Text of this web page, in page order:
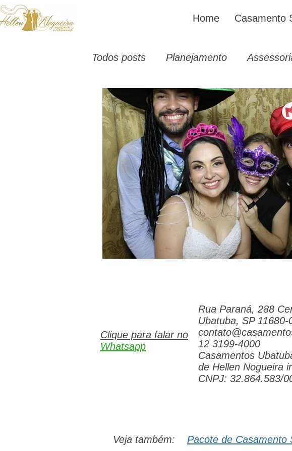
Home Casamento
Todos posts Planejamento
Clique para falar no
Whatsapp
Rua Paraná, 288
Ubatuba, SP 11680-
12 3199-4000
Casamentos
de Hellen Nogueira
CNPJ: 32.864.583/
Veja também: Pacote de Casamento